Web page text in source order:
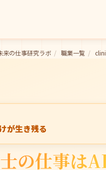
来の仕事研究ラボ / 職業一覧 /
が生き残る
の仕事は